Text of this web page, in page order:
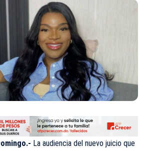
La audiencia del nuevo juicio que